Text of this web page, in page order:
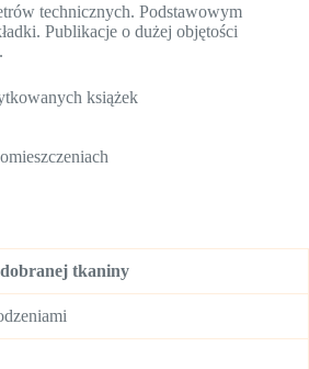
technicznych. Podstawowym
Publikacje o dużej objętości
książek
tkaniny